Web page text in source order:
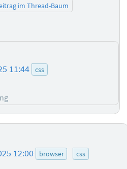
im Thread-Baum
11:44
css
12:00 browser
css